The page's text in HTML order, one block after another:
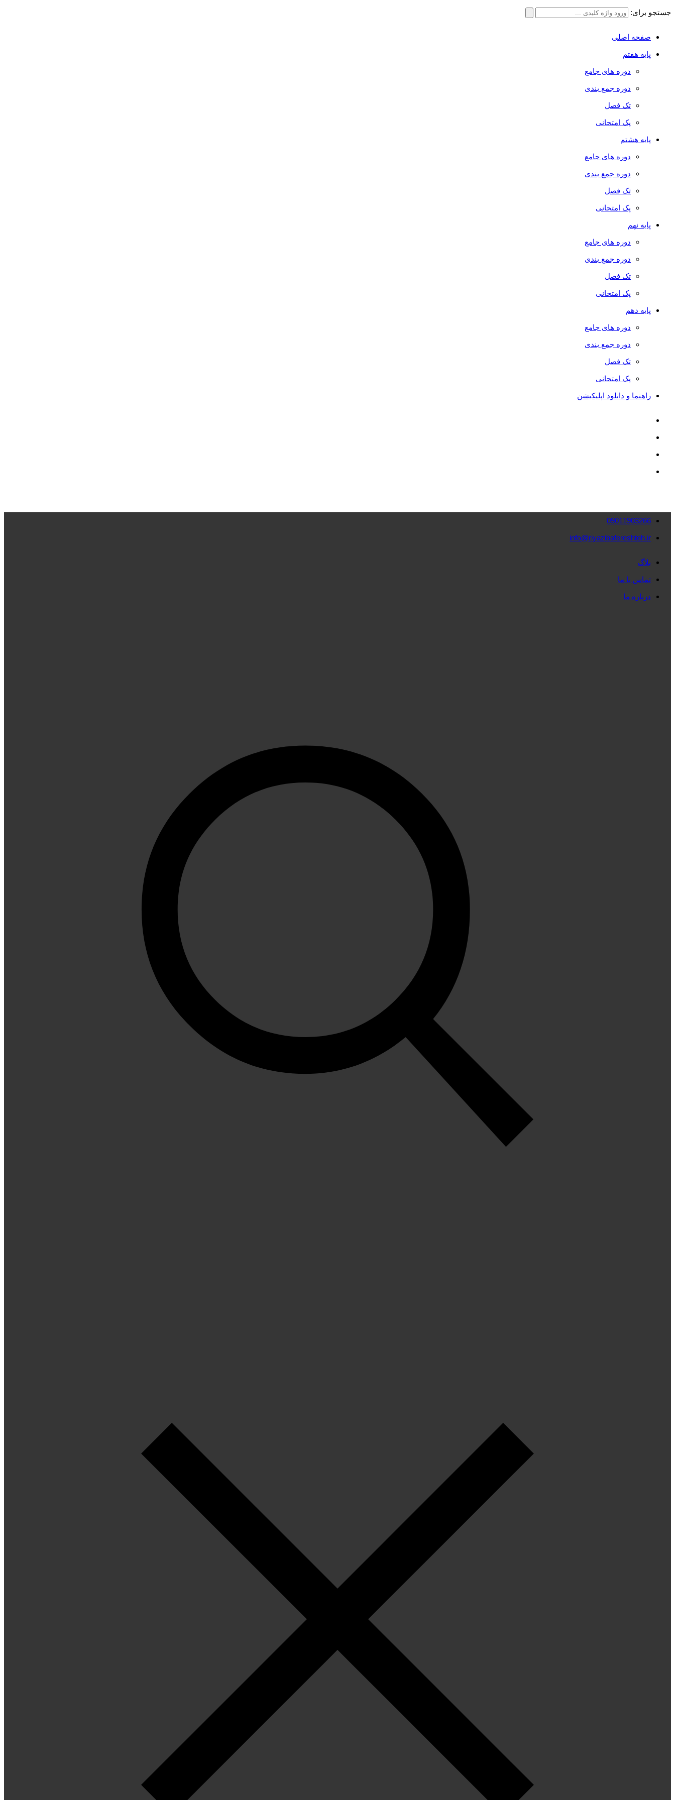
جستجو برای:
صفحه اصلی
پایه هفتم
دوره های جامع
دوره جمع بندی
تک فصل
پک امتحانی
پایه هشتم
دوره های جامع
دوره جمع بندی
تک فصل
پک امتحانی
پایه نهم
دوره های جامع
دوره جمع بندی
تک فصل
پک امتحانی
پایه دهم
دوره های جامع
دوره جمع بندی
تک فصل
پک امتحانی
راهنما و دانلود اپلیکیشن
09011903266
info@riyazibafereshteh.ir
بلاگ
تماس با ما
درباره ما